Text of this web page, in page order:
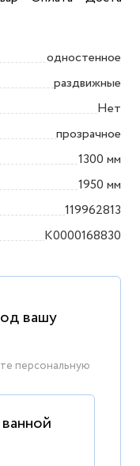
одностенное
раздвижные
Нет
прозрачное
1300 мм
1950 мм
119962813
K0000168830
вашу
персональную